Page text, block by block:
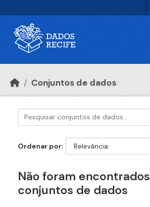
Conjuntos de dados
Ordenar por
Não foram encontrados
conjuntos de dados